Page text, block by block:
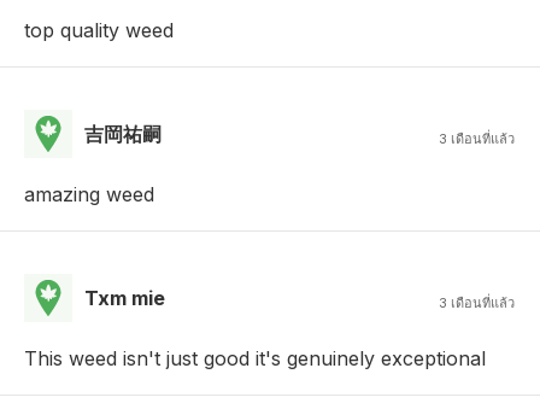
top quality weed
吉岡祐嗣 3 เดือนที่แล้ว
amazing weed
Txm mie 3 เดือนที่แล้ว
This weed isn't just good it's genuinely exceptional